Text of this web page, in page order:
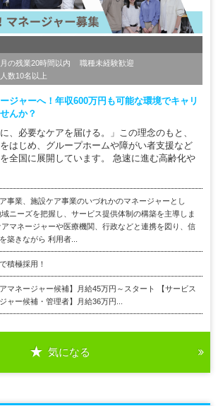
月の残業20時間以内
職種未経験歓迎
数10名以上
ジャーへ！年収600万円も可能な環境でキャリ
んか？
、必要なケアを届ける。」この理念のもと、
はじめ、グループホームや障がい者支援など
全国に展開しています。 急速に進む高齢化や
事業、施設ケア事業のいづれかのマネージャーとし
ニーズを把握し、サービス提供体制の構築を主導しま
マネージャーや医療機関、行政などと連携を図り、信
築きながら 利用者...
積極採用！
アマネージャー候補】月給45万円～スタート 【サービス
ャー候補・管理者】月給36万円...
気になる